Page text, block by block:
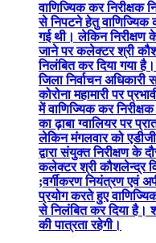
वाणिज्यिक कर निरीक्षक
से निपटने हेतु वाणिज्यिक
गई थी। लेकिन निरीक्षण
जाने पर कलेक्टर श्री
निलंबित कर दिया गया
जिला निर्वाचन अधिकारी
कोरोना महामारी पर
में वाणिज्यिक कर
का ढ़ाबा ग्वालियर पर
लेकिन मंगलवार को
द्वारा संयुक्त निरीक्षण के
कलेक्टर श्री कौशलेन्द्र
;वर्गीकरण नियंत्रण एवं
प्रयोग करते हुए
से निलंबित कर दिया है।
की पात्रता रहेगी।